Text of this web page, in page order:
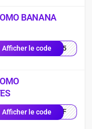
BANANA
Afficher le codeNA15
Afficher le code0OFF